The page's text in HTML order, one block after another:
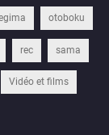
otoboku
rec sama
Vidéo et films